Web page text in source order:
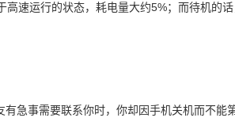
速运行的状态，耗电量大约5%；而待机的
急事需要联系你时，你却因手机关机而不能